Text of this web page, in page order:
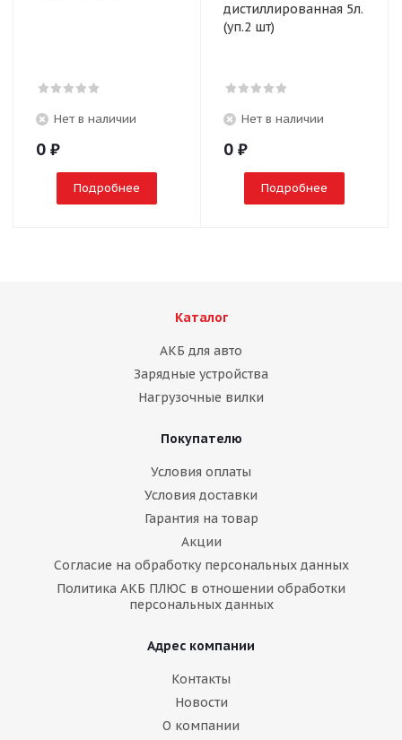
Нет в наличии
0 ₽
Подробнее
дистиллированная 5л.
(уп.2 шт)
Нет в наличии
0 ₽
Подробнее
Каталог
АКБ для авто
Зарядные устройства
Нагрузочные вилки
Покупателю
Условия оплаты
Условия доставки
Гарантия на товар
Акции
Согласие на обработку персональных данных
Политика АКБ ПЛЮС в отношении обработки
персональных данных
Адрес компании
Контакты
Новости
О компании